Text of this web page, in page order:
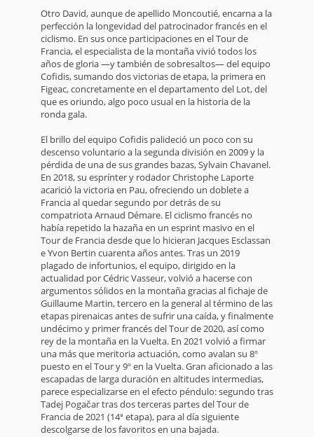
Otro David, aunque de apellido Moncoutié, encarna a la
perfección la longevidad del patrocinador francés en el
ciclismo. En sus once participaciones en el Tour de
Francia, el especialista de la montaña vivió todos los
años de gloria —y también de sobresaltos— del equipo
Cofidis, sumando dos victorias de etapa, la primera en
Figeac, concretamente en el departamento del Lot, del
que es oriundo, algo poco usual en la historia de la
ronda gala.
El brillo del equipo Cofidis palideció un poco con su
descenso voluntario a la segunda división en 2009 y la
pérdida de una de sus grandes bazas, Sylvain Chavanel.
En 2018, su esprínter y rodador Christophe Laporte
acarició la victoria en Pau, ofreciendo un doblete a
Francia al quedar segundo por detrás de su
compatriota Arnaud Démare. El ciclismo francés no
había repetido la hazaña en un esprint masivo en el
Tour de Francia desde que lo hicieran Jacques Esclassan
e Yvon Bertin cuarenta años antes. Tras un 2019
plagado de infortunios, el equipo, dirigido en la
actualidad por Cédric Vasseur, volvió a hacerse con
argumentos sólidos en la montaña gracias al fichaje de
Guillaume Martin, tercero en la general al término de las
etapas pirenaicas antes de sufrir una caída, y finalmente
undécimo y primer francés del Tour de 2020, así como
rey de la montaña en la Vuelta. En 2021 volvió a firmar
una más que meritoria actuación, como avalan su 8º
puesto en el Tour y 9º en la Vuelta. Gran aficionado a las
escapadas de larga duración en altitudes intermedias,
parece especializarse en el efecto péndulo: segundo tras
Tadej Pogačar tras dos terceras partes del Tour de
Francia de 2021 (14ª etapa), para al día siguiente
descolgarse de los favoritos en una bajada.